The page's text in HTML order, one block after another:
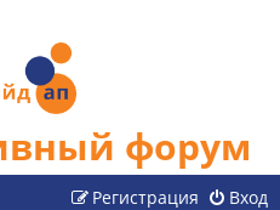
форум
Вход
Регистрация